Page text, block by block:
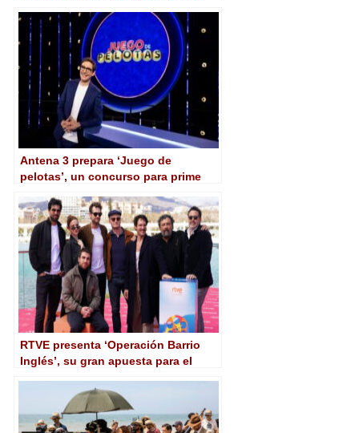
Antena 3 prepara ‘Juego de
pelotas’, un concurso para prime
ITVP España
RTVE presenta ‘Operación Barrio
Inglés’, su gran apuesta para el